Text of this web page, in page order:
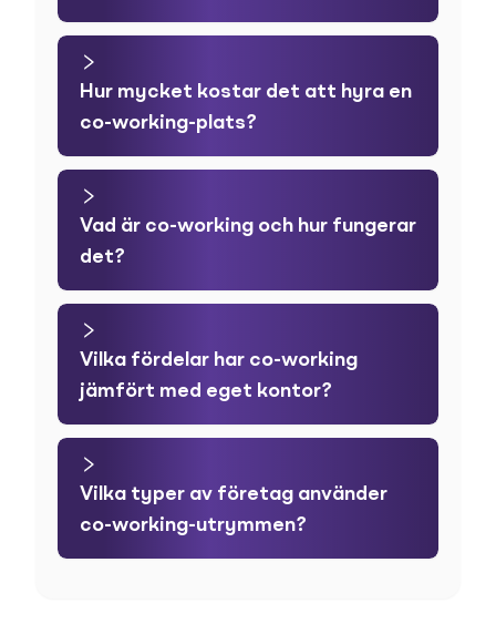
Hur mycket kostar det att hyra en
co-working-plats?
Vad är co-working och hur fungerar
det?
Vilka fördelar har co-working
jämfört med eget kontor?
Vilka typer av företag använder
co-working-utrymmen?